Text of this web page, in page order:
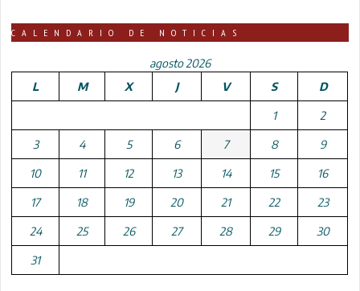
CALENDARIO DE NOTICIAS
agosto 2026
L
M X J V S D
1 2
3 4 5 6 7 8 9
10 11 12 13 14 15 16
17 18 19 20 21 22 23
24 25 26 27 28 29 30
31